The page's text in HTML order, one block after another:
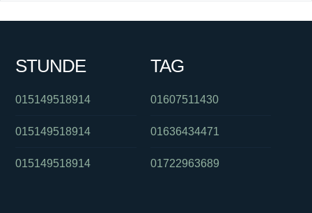
STUNDE
015149518914
015149518914
015149518914
TAG
01607511430
01636434471
01722963689